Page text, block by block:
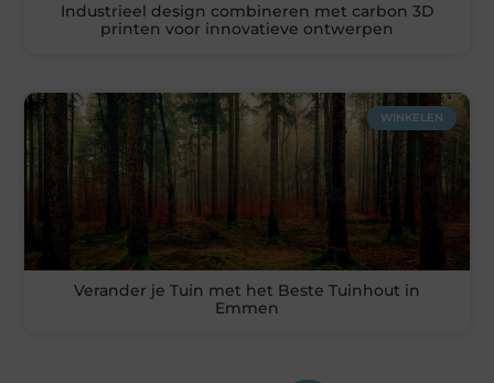
Industrieel design combineren met carbon 3D
printen voor innovatieve ontwerpen
WINKELEN
Verander je Tuin met het Beste Tuinhout in
Emmen